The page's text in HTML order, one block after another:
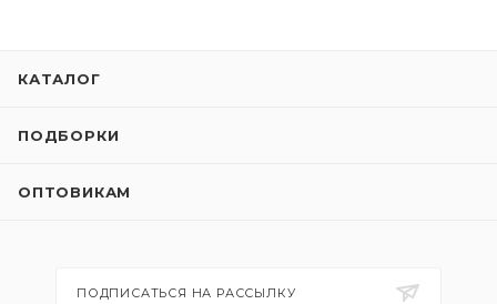
КАТАЛОГ
ПОДБОРКИ
ОПТОВИКАМ
ПОДПИСАТЬСЯ НА РАССЫЛКУ